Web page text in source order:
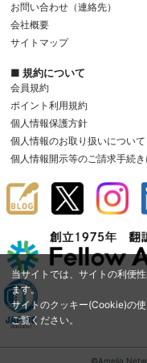
当サイトでは、サイトの利便
ます。
サイトのクッキー(Cookie)の
ご覧ください。
お問い合わせ（連絡先）
会社概要
サイトマップ
■ 規約について
会員規約
ポイント利用規約
個人情報保護方針
個人情報のお取り扱いについて
個人情報開示等のご請求手続
©Amelia